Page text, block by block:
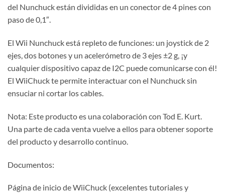
del Nunchuck están divididas en un conector de 4 pines con
paso de 0,1″.
El Wii Nunchuck está repleto de funciones: un joystick de 2
ejes, dos botones y un acelerómetro de 3 ejes ±2 g, ¡y
cualquier dispositivo capaz de I2C puede comunicarse con él!
El WiiChuck te permite interactuar con el Nunchuck sin
ensuciar ni cortar los cables.
Nota: Este producto es una colaboración con Tod E. Kurt.
Una parte de cada venta vuelve a ellos para obtener soporte
del producto y desarrollo continuo.
Documentos:
Página de inicio de WiiChuck (excelentes tutoriales y